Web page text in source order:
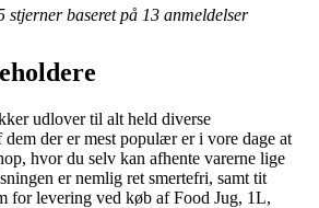
stjerner baseret på 13 anmeldelser
udlover til alt held diverse
der er mest populær er i vore dage at
hvor du selv kan afhente varerne lige
er nemlig ret smertefri, samt tit
for levering ved køb af Food Jug, 1L,